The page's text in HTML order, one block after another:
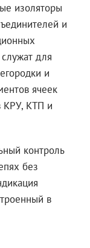
изоляторы
и
для
и
ячеек
КРУ, КТП и
контроль
без
в